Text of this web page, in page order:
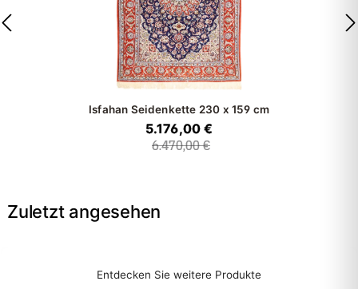
Isfahan Seidenkette 230 x 159 cm
5.176,00 €
6.470,00 €
Zuletzt angesehen
Entdecken Sie weitere Produkte